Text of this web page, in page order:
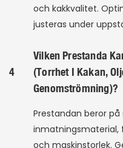
och kakkvalitet.
justeras under
4
Vilken Prestanda
(torrhet I Kakan,
Genomströmning)?
Prestandan beror
inmatningsmaterial,
och maskinstorlek.